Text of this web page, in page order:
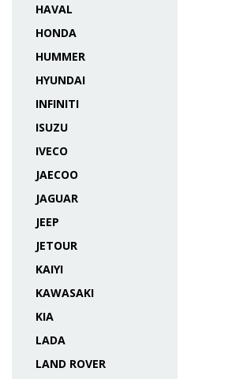
HAVAL
HONDA
HUMMER
HYUNDAI
INFINITI
ISUZU
IVECO
JAECOO
JAGUAR
JEEP
JETOUR
KAIYI
KAWASAKI
KIA
LADA
LAND ROVER